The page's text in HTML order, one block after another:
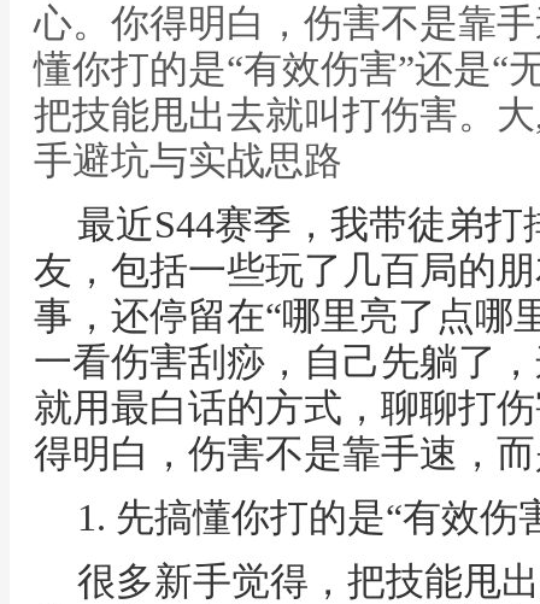
心。你得明白，伤害不是靠
懂你打的是“有效伤害”还是“
把技能甩出去就叫打伤害。
手避坑与实战思路
最近S44赛季，我带徒弟
友，包括一些玩了几百局的
事，还停留在“哪里亮了点哪
一看伤害刮痧，自己先躺了
就用最白话的方式，聊聊打
得明白，伤害不是靠手速，
1. 先搞懂你打的是“有效伤
很多新手觉得，把技能甩